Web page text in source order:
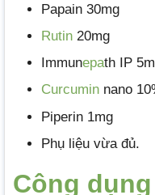
Papain 30mg
Rutin 20mg
Immunepath IP
Curcumin nano
Piperin 1mg
Phụ liệu vừa đủ.
Công